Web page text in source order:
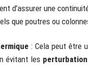
d’assurer une
que poutres ou
: Cela peut être
évitant les